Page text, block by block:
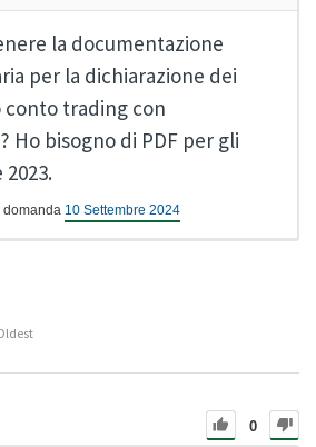
la documentazione
per la dichiarazione dei
trading con
Ho bisogno di PDF per gli
2023.
domanda 10 Settembre 2024
0